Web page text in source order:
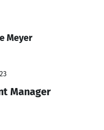
Meyer
Manager